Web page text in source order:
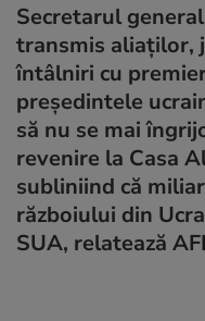
Secretarul
transmis aliaţilor,
întâlniri cu
preşedintele
să nu se mai
revenire la Casa
subliniind că
războiului din
SUA, relatează